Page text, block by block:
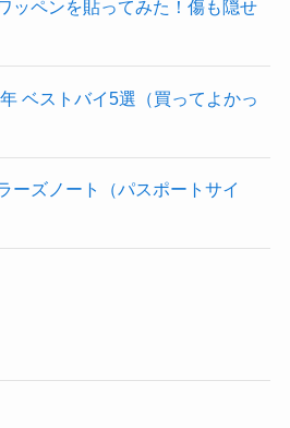
ッペンを貼ってみた！傷も隠せ
ベストバイ5選（買ってよかっ
ーズノート（パスポートサイ